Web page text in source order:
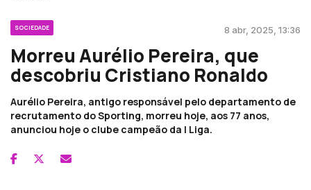
SOCIEDADE 8 abr, 2025, 13:36
Morreu Aurélio Pereira, que
descobriu Cristiano Ronaldo
Aurélio Pereira, antigo responsável pelo departamento de
recrutamento do Sporting, morreu hoje, aos 77 anos,
anunciou hoje o clube campeão da I Liga.